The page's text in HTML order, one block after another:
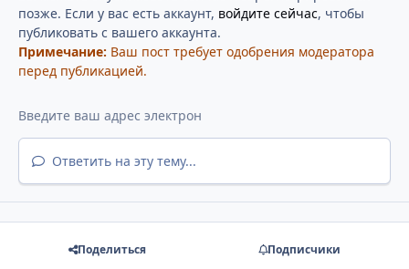
позже. Если у вас есть аккаунт, войдите сейчас, чтобы
публиковать с вашего аккаунта.
Примечание: Ваш пост требует одобрения модератора
перед публикацией.
Ответить на эту тему...
Поделиться Подписчики